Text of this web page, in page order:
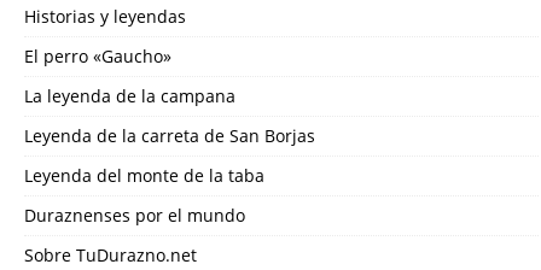
Historias y leyendas
El perro «Gaucho»
La leyenda de la campana
Leyenda de la carreta de San Borjas
Leyenda del monte de la taba
Duraznenses por el mundo
Sobre TuDurazno.net